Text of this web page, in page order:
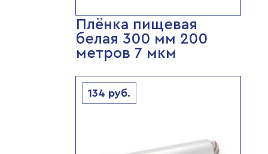
Плёнка пищевая
белая 300 мм 200
метров 7 мкм
134 руб.